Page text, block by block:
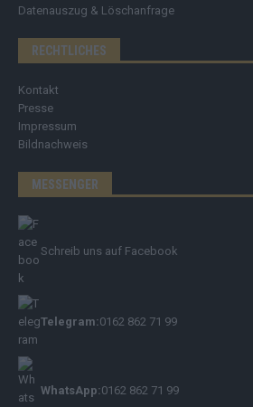
Datenauszug & Löschanfrage
RECHTLICHES
Kontakt
Presse
Impressum
Bildnachweis
MESSENGER
Schreib uns auf Facebook
Telegram:0162 862 71 99
WhatsApp:0162 862 71 99